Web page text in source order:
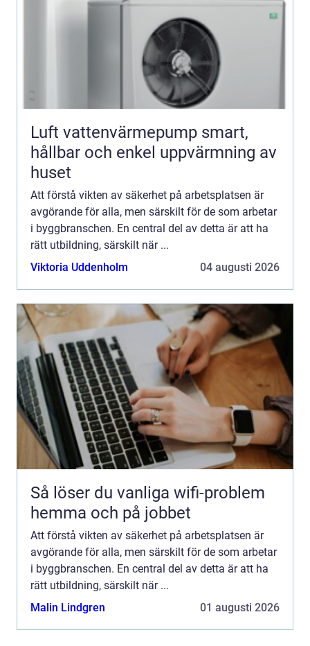
Luft vattenvärmepump smart,
hållbar och enkel uppvärmning av
huset
Att förstå vikten av säkerhet på arbetsplatsen är
avgörande för alla, men särskilt för de som arbetar
i byggbranschen. En central del av detta är att ha
rätt utbildning, särskilt när ...
Viktoria Uddenholm
04 augusti 2026
Så löser du vanliga wifi-problem
hemma och på jobbet
Att förstå vikten av säkerhet på arbetsplatsen är
avgörande för alla, men särskilt för de som arbetar
i byggbranschen. En central del av detta är att ha
rätt utbildning, särskilt när ...
Malin Lindgren
01 augusti 2026